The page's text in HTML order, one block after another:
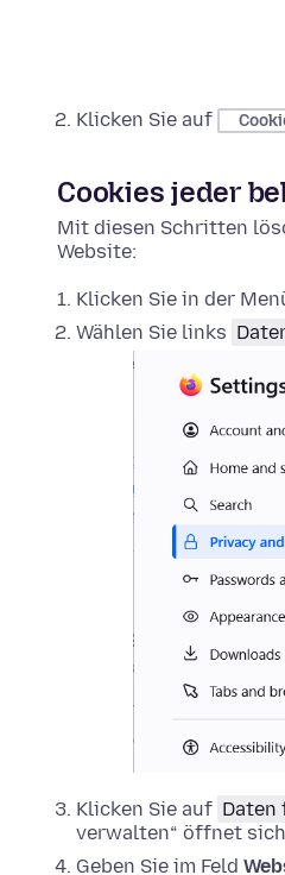
Klicken Sie auf
Cookies jeder
Mit diesen Schritten
Website:
Klicken Sie in der
Wählen Sie links
Klicken Sie auf Daten
verwalten“ öffnet
Geben Sie im Feld